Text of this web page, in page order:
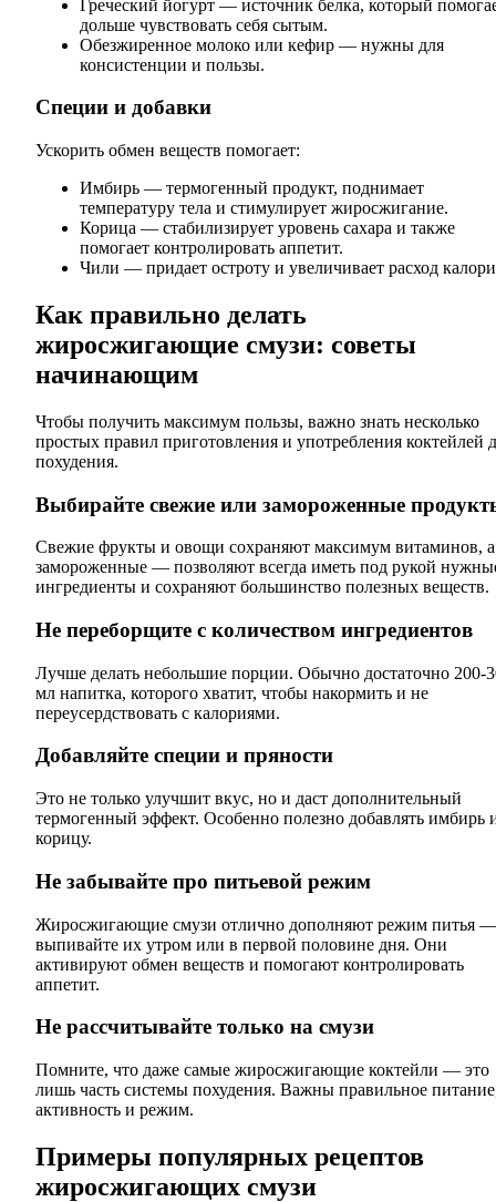
Греческий йогурт — источник белка, который
дольше чувствовать себя сытым.
Обезжиренное молоко или кефир — нужны для
консистенции и пользы.
Специи и добавки
Ускорить обмен веществ помогает:
Имбирь — термогенный продукт, поднимает
температуру тела и стимулирует жиросжигание.
Корица — стабилизирует уровень сахара и также
помогает контролировать аппетит.
Чили — придает остроту и увеличивает расход
Как правильно делать
жиросжигающие смузи: советы
начинающим
Чтобы получить максимум пользы, важно знать несколько
простых правил приготовления и употребления коктейлей
похудения.
Выбирайте свежие или замороженные
Свежие фрукты и овощи сохраняют максимум витаминов, а
замороженные — позволяют всегда иметь под рукой
ингредиенты и сохраняют большинство полезных веществ.
Не переборщите с количеством ингредиентов
Лучше делать небольшие порции. Обычно достаточно 200-
мл напитка, которого хватит, чтобы накормить и не
переусердствовать с калориями.
Добавляйте специи и пряности
Это не только улучшит вкус, но и даст дополнительный
термогенный эффект. Особенно полезно добавлять имбирь
корицу.
Не забывайте про питьевой режим
Жиросжигающие смузи отлично дополняют режим питья —
выпивайте их утром или в первой половине дня. Они
активируют обмен веществ и помогают контролировать
аппетит.
Не рассчитывайте только на смузи
Помните, что даже самые жиросжигающие коктейли — это
лишь часть системы похудения. Важны правильное
активность и режим.
Примеры популярных рецептов
жиросжигающих смузи